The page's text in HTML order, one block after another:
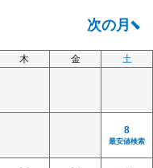
木 金 土
8
最安値検索